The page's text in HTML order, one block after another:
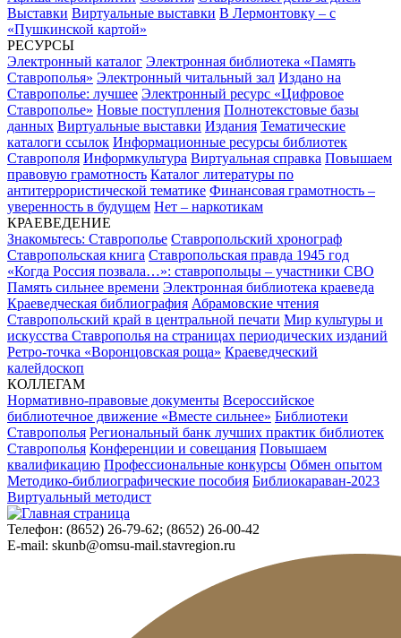
Выставки Виртуальные выставки В Лермонтовку – с
«Пушкинской картой»
РЕСУРСЫ
Электронный каталог Электронная библиотека «Память
Ставрополья» Электронный читальный зал Издано на
Ставрополье: лучшее Электронный ресурс «Цифровое
Ставрополье» Новые поступления Полнотекстовые базы
данных Виртуальные выставки Издания Тематические
каталоги ссылок Информационные ресурсы библиотек
Ставрополя Информкультура Виртуальная справка Повышаем
правовую грамотность Каталог литературы по
антитеррористической тематике Финансовая грамотность –
уверенность в будущем Нет – наркотикам
КРАЕВЕДЕНИЕ
Знакомьтесь: Ставрополье Ставропольский хронограф
Ставропольская книга Ставропольская правда 1945 год
«Когда Россия позвала…»: ставропольцы – участники СВО
Память сильнее времени Электронная библиотека краеведа
Краеведческая библиография Абрамовские чтения
Ставропольский край в центральной печати Мир культуры и
искусства Ставрополья на страницах периодических изданий
Ретро-точка «Воронцовская роща» Краеведческий
калейдоскоп
КОЛЛЕГАМ
Нормативно-правовые документы Всероссийское
библиотечное движение «Вместе сильнее» Библиотеки
Ставрополья Региональный банк лучших практик библиотек
Ставрополья Конференции и совещания Повышаем
квалификацию Профессиональные конкурсы Обмен опытом
Методико-библиографические пособия Библиокараван-2023
Виртуальный методист
Телефон: (8652) 26-79-62; (8652) 26-00-42
E-mail: skunb@omsu-mail.stavregion.ru